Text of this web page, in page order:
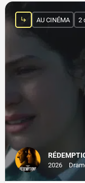
2026
AU CINÉMA 2